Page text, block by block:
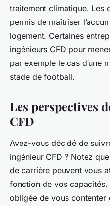
traitement climatique. Les
permis de maîtriser
logement. Certaines
ingénieurs CFD pour
par exemple le cas d’une
stade de football.
Les perspectives
CFD
Avez-vous décidé de
ingénieur CFD ? Notez
de carrière peuvent vous
fonction de vos capacités.
obligée de vous contenter